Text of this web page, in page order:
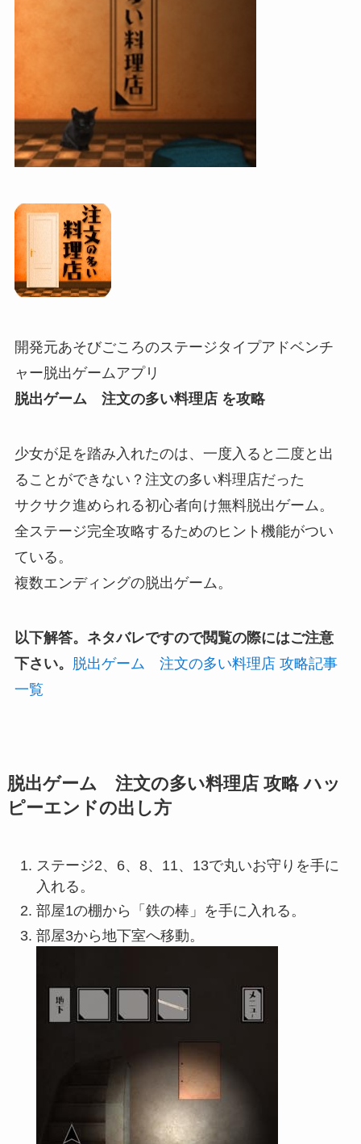
開発元あそびごころのステージタイプアドベンチ
ャー脱出ゲームアプリ
脱出ゲーム 注文の多い料理店 を攻略
少女が足を踏み入れたのは、一度入ると二度と出
ることができない？注文の多い料理店だった
サクサク進められる初心者向け無料脱出ゲーム。
全ステージ完全攻略するためのヒント機能がつい
ている。
複数エンディングの脱出ゲーム。
以下解答。ネタバレですので閲覧の際にはご注意
下さい。 脱出ゲーム 注文の多い料理店 攻略記事
一覧
脱出ゲーム 注文の多い料理店 攻略 ハッ
ピーエンドの出し方
ステージ2、6、8、11、13で丸いお守りを手に
入れる。
部屋1の棚から「鉄の棒」を手に入れる。
部屋3から地下室へ移動。